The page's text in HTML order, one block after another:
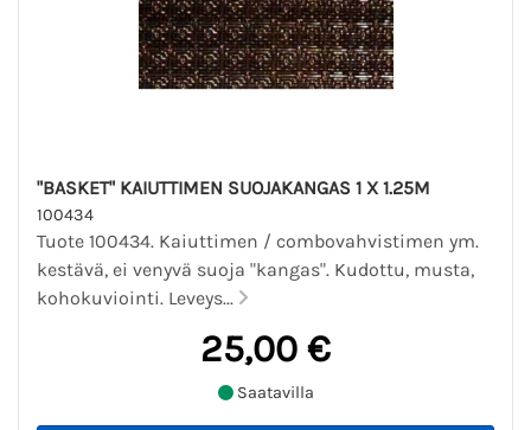
"BASKET" KAIUTTIMEN SUOJAKANGAS 1 X 1.25M
100434
Tuote 100434. Kaiuttimen / combovahvistimen ym.
kestävä, ei venyvä suoja "kangas". Kudottu, musta,
kohokuviointi. Leveys...
25,00 €
Saatavilla